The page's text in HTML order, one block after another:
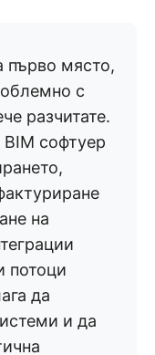
първо място,
с
разчитате.
софтуер
на
потоци
да
и да